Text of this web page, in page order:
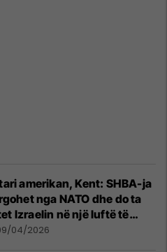
amerikan, Kent: SHBA-ja
nga NATO dhe do ta
Izraelin në një luftë të
me Turqinë në Siri
04/2026